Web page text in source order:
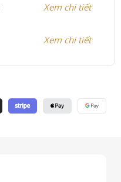
Xem chi tiết
Xem chi tiết